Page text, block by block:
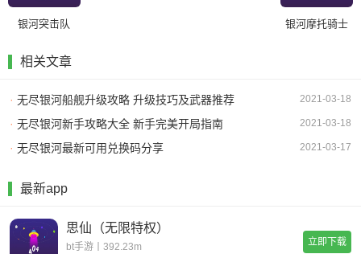
银河突击队 银河摩托骑士
相关文章
2021-03-18
· 无尽银河船舰升级攻略 升级技巧及武器推荐
2021-03-18
· 无尽银河新手攻略大全 新手完美开局指南
2021-03-17
· 无尽银河最新可用兑换码分享
最新app
思仙（无限特权）
bt手游丨392.23m
立即下载